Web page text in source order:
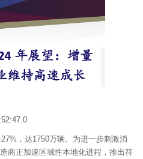
，达1750万辆。为进一步刺激消
商正加速区域性本地化进程，推出符